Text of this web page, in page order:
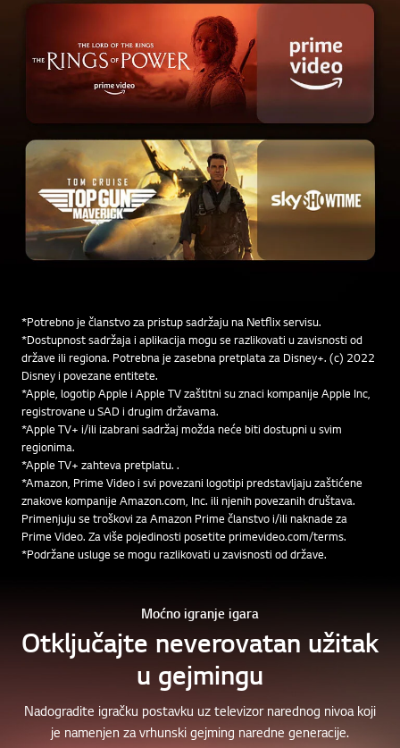
*Potrebno je članstvo za pristup sadržaju na Netflix servisu.
*Dostupnost sadržaja i aplikacija mogu se razlikovati u zavisnosti od
države ili regiona. Potrebna je zasebna pretplata za Disney+. (c) 2022
Disney i povezane entitete.
*Apple, logotip Apple i Apple TV zaštitni su znaci kompanije Apple Inc,
registrovane u SAD i drugim državama.
*Apple TV+ i/ili izabrani sadržaj možda neće biti dostupni u svim
regionima.
*Apple TV+ zahteva pretplatu. .
*Amazon, Prime Video i svi povezani logotipi predstavljaju zaštićene
znakove kompanije Amazon.com, Inc. ili njenih povezanih društava.
Primenjuju se troškovi za Amazon Prime članstvo i/ili naknade za
Prime Video. Za više pojedinosti posetite primevideo.com/terms.
*Podržane usluge se mogu razlikovati u zavisnosti od države.
Moćno igranje igara
Otključajte neverovatan užitak
u gejmingu
Nadogradite igračku postavku uz televizor narednog nivoa koji
je namenjen za vrhunski gejming naredne generacije.